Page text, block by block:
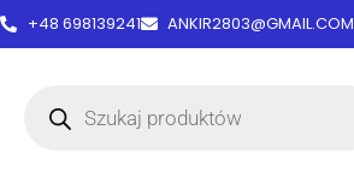
treści+48 698139241 ANKIR2803@GMAIL.COM